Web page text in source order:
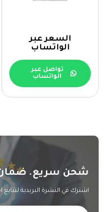
السعر عبر
الواتساب
تواصل عبر
الواتساب
شحن سريع. ضمان
اشترك في النشرة البريدية